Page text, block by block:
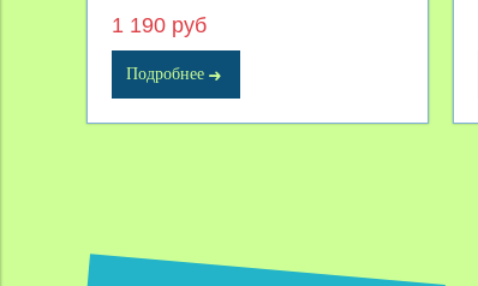
1 190 руб
Подробнее